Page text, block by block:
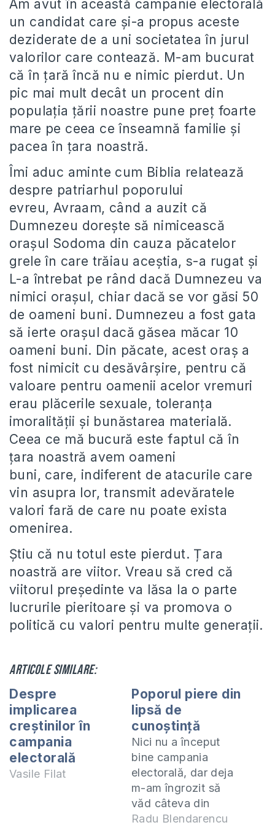
Am avut în această campanie electorală
un candidat care și-a propus aceste
deziderate de a uni societatea în jurul
valorilor care contează. M-am bucurat
că în țară încă nu e nimic pierdut. Un
pic mai mult decât un procent din
populația țării noastre pune preț foarte
mare pe ceea ce înseamnă familie și
pacea în țara noastră.
Îmi aduc aminte cum Biblia relatează
despre patriarhul poporului
evreu, Avraam, când a auzit că
Dumnezeu dorește să nimicească
orașul Sodoma din cauza păcatelor
grele în care trăiau aceștia, s-a rugat și
L-a întrebat pe rând dacă Dumnezeu va
nimici orașul, chiar dacă se vor găsi 50
de oameni buni. Dumnezeu a fost gata
să ierte orașul dacă găsea măcar 10
oameni buni. Din păcate, acest oraș a
fost nimicit cu desăvârșire, pentru că
valoare pentru oamenii acelor vremuri
erau plăcerile sexuale, toleranța
imoralității și bunăstarea materială.
Ceea ce mă bucură este faptul că în
țara noastră avem oameni
buni, care, indiferent de atacurile care
vin asupra lor, transmit adevăratele
valori fară de care nu poate exista
omenirea.
Știu că nu totul este pierdut. Țara
noastră are viitor. Vreau să cred că
viitorul președinte va lăsa la o parte
lucrurile pieritoare și va promova o
politică cu valori pentru multe generații.
Articole similare:
Despre
implicarea
creştinilor în
campania
electorală
Vasile Filat
Poporul piere din
lipsă de
cunoștință
Nici nu a început
bine campania
electorală, dar deja
m-am îngrozit să
văd câteva din
programele
Radu Blendarencu